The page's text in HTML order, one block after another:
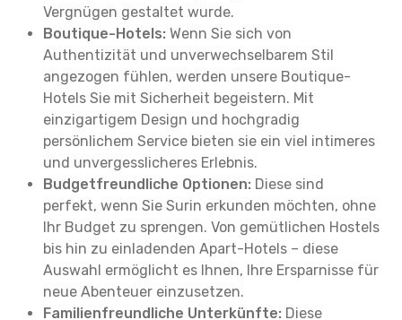
Vergnügen gestaltet wurde.
Boutique-Hotels: Wenn Sie sich von
Authentizität und unverwechselbarem Stil
angezogen fühlen, werden unsere Boutique-
Hotels Sie mit Sicherheit begeistern. Mit
einzigartigem Design und hochgradig
persönlichem Service bieten sie ein viel intimeres
und unvergesslicheres Erlebnis.
Budgetfreundliche Optionen: Diese sind
perfekt, wenn Sie Surin erkunden möchten, ohne
Ihr Budget zu sprengen. Von gemütlichen Hostels
bis hin zu einladenden Apart-Hotels – diese
Auswahl ermöglicht es Ihnen, Ihre Ersparnisse für
neue Abenteuer einzusetzen.
Familienfreundliche Unterkünfte: Diese